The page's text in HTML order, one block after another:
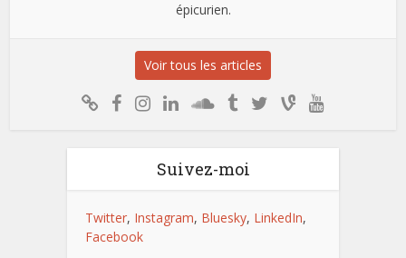
épicurien.
Voir tous les articles
Suivez-moi
Twitter, Instagram, Bluesky, LinkedIn,
Facebook